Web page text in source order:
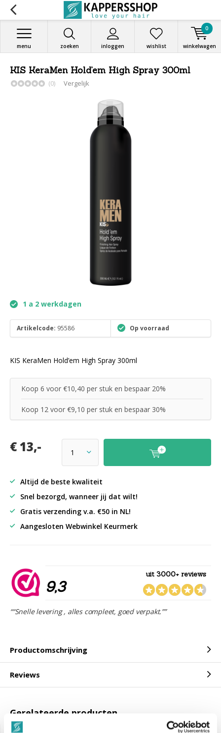
zoeken inloggen
menu wishlist winkelwagen
0
KIS KeraMen Hold’em High Spray 300ml
(0) Vergelijk
1 a 2 werkdagen
Artikelcode: 95586 Op voorraad
KIS KeraMen Hold’em High Spray 300ml
Koop 6 voor €10,40 per stuk en bespaar 20%
Koop 12 voor €9,10 per stuk en bespaar 30%
€ 13,-
Altijd de beste kwaliteit
Snel bezorgd, wanneer jij dat wilt!
Gratis verzending v.a. €50 in NL!
Aangesloten Webwinkel Keurmerk
9,3
uit 3000+ reviews
““Snelle levering , alles compleet, goed verpakt.””
Productomschrijving
Reviews
Gerelateerde producten